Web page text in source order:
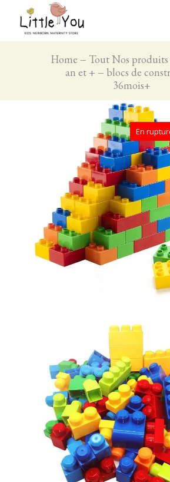
Home Tout Nos produits
an et +
blocs de
36mois+
En